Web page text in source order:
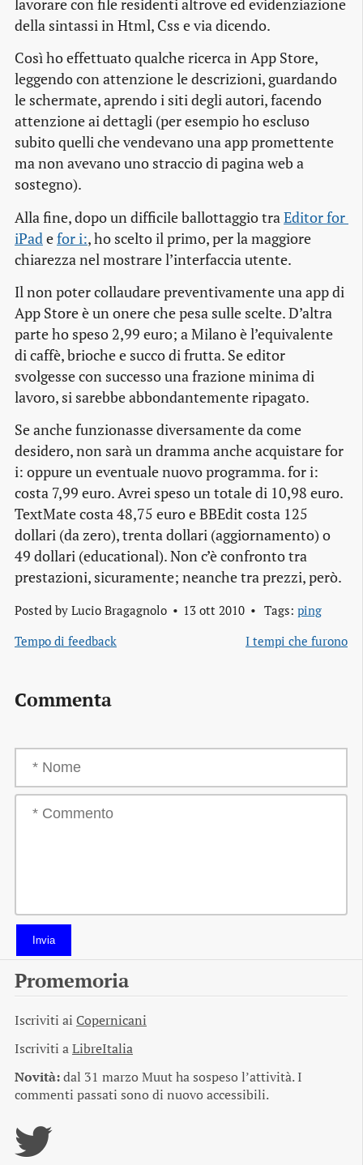
lavorare con file residenti altrove ed evidenziazione
della sintassi in Html, Css e via dicendo.
Così ho effettuato qualche ricerca in App Store,
leggendo con attenzione le descrizioni, guardando
le schermate, aprendo i siti degli autori, facendo
attenzione ai dettagli (per esempio ho escluso
subito quelli che vendevano unaapppromettente
ma non avevano uno straccio di pagina web a
sostegno).
Alla fine, dopo un difficile ballottaggio tra Editor for
iPad efor i:, ho scelto il primo, per la maggiore
chiarezza nel mostrare l’interfaccia utente.
Il non poter collaudare preventivamente una appdi
App Store è un onere che pesa sulle scelte. D’altra
parte ho speso 2,99 euro; a Milano è l’equivalente
di caffè, brioche e succo di frutta. Se editor
svolgesse con successo una frazione minima di
lavoro, si sarebbe abbondantemente ripagato.
Se anche funzionasse diversamente da come
desidero, non sarà un dramma anche acquistare for
i: oppure un eventuale nuovo programma. for i:
costa 7,99 euro. Avrei speso un totale di 10,98 euro.
TextMate costa 48,75 euro e BBEdit costa 125
dollari (da zero), trenta dollari (aggiornamento) o
49 dollari (educational). Non c’è confronto tra
prestazioni, sicuramente; neanche tra prezzi, però.
Posted by Lucio Bragagnolo 13 ott 2010 Tags: ping
Tempo di feedback
I tempi che furono
Commenta
Invia
Promemoria
Iscriviti ai Copernicani
Iscriviti aLibreItalia
Novità:dal 31 marzo Muut ha sospeso l’attività. I
commenti passati sono di nuovo accessibili.